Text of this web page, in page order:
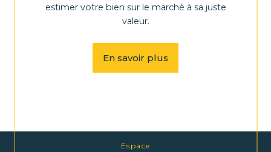
estimer votre bien sur le marché à sa juste
valeur.
En savoir plus
Espace